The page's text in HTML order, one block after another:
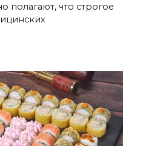
полагают, что строгое